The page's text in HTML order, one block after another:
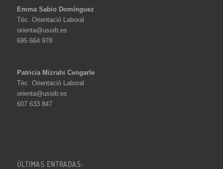
Emma Sabio Domínguez
Tèc. Orientació Laboral
orienta@usoib.es
695 664 978
Patricia Mizrahi Cengarle
Tèc. Orientació Laboral
orienta@usoib.es
607 633 847
ÚLTIMAS ENTRADAS: